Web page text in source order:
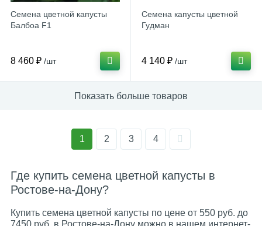
Семена цветной капусты
Балбоа F1
8 460 ₽ /шт
Семена капусты цветной
Гудман
4 140 ₽ /шт
Показать больше товаров
1 2 3 4
Где купить семена цветной капусты в
Ростове-на-Дону?
Купить семена цветной капусты по цене от 550 руб. до
7450 руб. в Ростове-на-Дону можно в нашем интернет-